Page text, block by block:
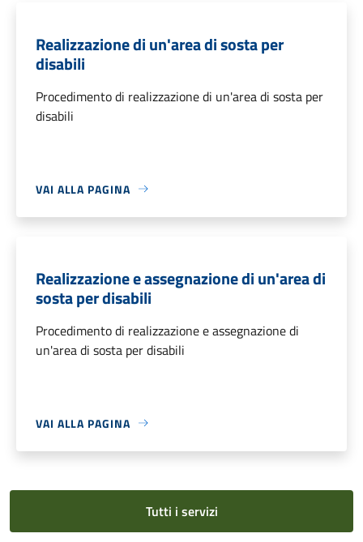
Realizzazione di un'area di sosta per
disabili
Procedimento di realizzazione di un'area di sosta per
disabili
VAI ALLA PAGINA
Realizzazione e assegnazione di un'area di
sosta per disabili
Procedimento di realizzazione e assegnazione di
un'area di sosta per disabili
VAI ALLA PAGINA
Tutti i servizi